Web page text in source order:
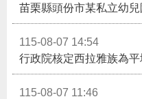
苗栗縣頭份市某私立幼
115-08-07 14:54
115-08-07 11:46